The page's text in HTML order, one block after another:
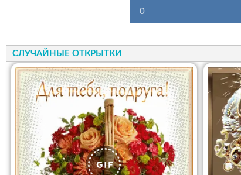
0
СЛУЧАЙНЫЕ ОТКРЫТКИ